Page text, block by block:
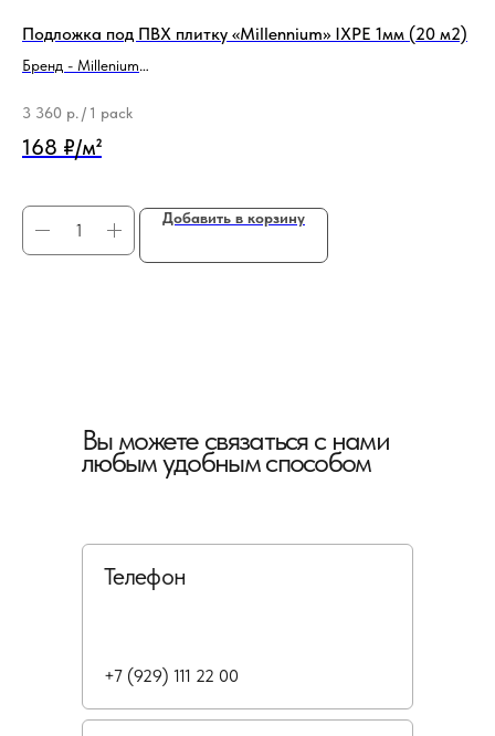
Подложка под ПВХ плитку «Millennium» IXPE 1мм (20 м2)
Бренд - Millenium
3 360 р. / 1 pack
168 ₽/м²
Добавить в корзину
Вы можете связаться с нами
любым удобным способом
Телефон
+7 (929) 111 22 00